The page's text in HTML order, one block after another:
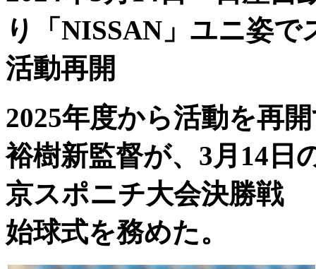
り「NISSAN」ユニ姿
活動再開
2025年度から活動を再
裕樹新監督が、3月14日
京スポニチ大会決勝戦
始球式を務めた。